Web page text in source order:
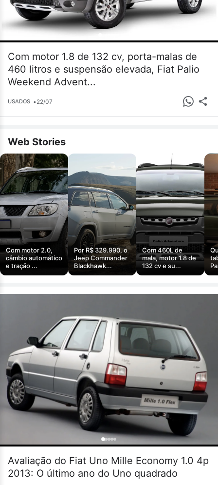
Com motor 1.8 de 132 cv, porta-malas de
460 litros e suspensão elevada, Fiat Palio
Weekend Advent...
USADOS •22/07
Web Stories
Com motor 2.0,
câmbio automático
e tração ...
Por R$ 329.990, o
Jeep Commander
Blackhawk...
Com 460L de
mala, motor 1.8 de
132 cv e su...
Avaliação do Fiat Uno Mille Economy 1.0 4p
2013: O último ano do Uno quadrado